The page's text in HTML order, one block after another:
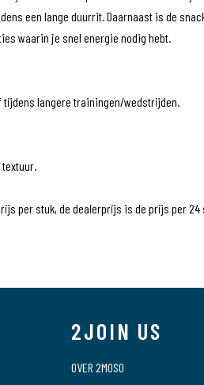
een lange duurrit. Daarnaast is de
waarin je snel energie nodig hebt.
tijdens langere trainingen/wedstrijden.
per stuk, de dealerprijs is de prijs per 24
5701477926125
Energy Snack
6929001-N
2JOIN US
OVER 2MOSO